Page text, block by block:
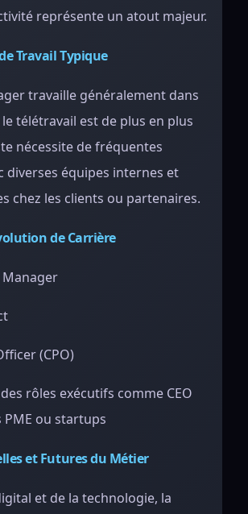
représente un atout majeur.
Travail Typique
travaille généralement dans
télétravail est de plus en plus
nécessite de fréquentes
diverses équipes internes et
chez les clients ou partenaires.
de Carrière
(CPO)
rôles exécutifs comme CEO
PME ou startups
et Futures du Métier
et de la technologie, la